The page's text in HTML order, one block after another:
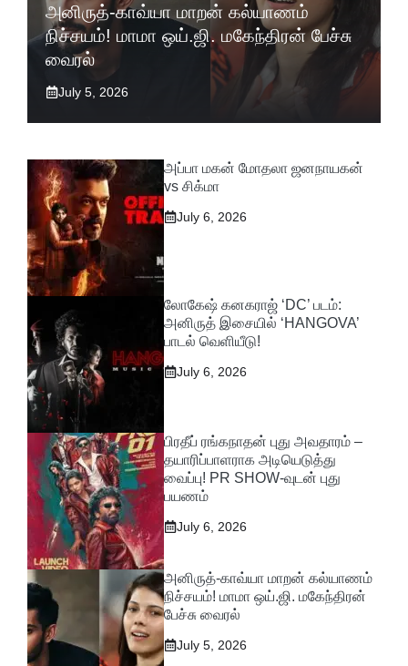
அனிருத்-காவ்யா மாறன் கல்யாணம்
நிச்சயம்! மாமா ஒய்.ஜி. மகேந்திரன் பேச்சு
வைரல்
July 5, 2026
அப்பா மகன் மோதலா ஜனநாயகன்
vs சிக்மா
July 6, 2026
லோகேஷ் கனகராஜ் ‘DC’ படம்:
அனிருத் இசையில் ‘HANGOVA’
பாடல் வெளியீடு!
July 6, 2026
பிரதீப் ரங்கநாதன் புது அவதாரம் –
தயாரிப்பாளராக அடியெடுத்து
வைப்பு! PR SHOW-வுடன் புது
பயணம்
July 6, 2026
அனிருத்-காவ்யா மாறன் கல்யாணம்
நிச்சயம்! மாமா ஒய்.ஜி. மகேந்திரன்
பேச்சு வைரல்
July 5, 2026